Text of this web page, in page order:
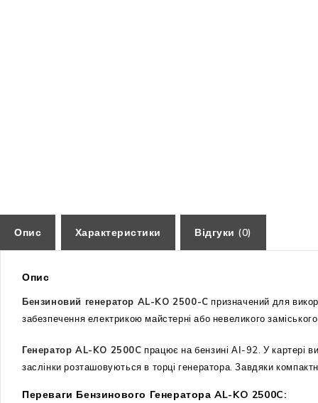
Опис Характеристики Відгуки (0)
Опис
Бензиновий генератор AL-KO 2500-C призначений для
забезпечення електрикою майстерні або невеликого
Генератор AL-KO 2500C працює на бензині АІ-92. У картері
заслінки розташовуються в торці генератора. Завдяки
Переваги Бензинового Генератора AL-KO 2500C: